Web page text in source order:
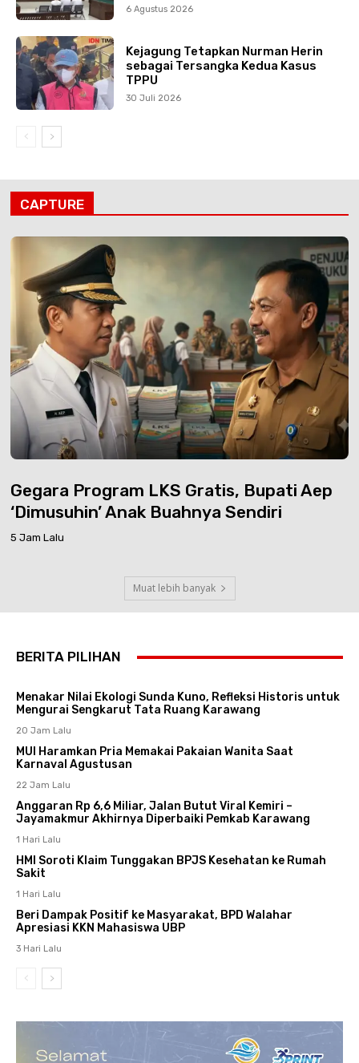
6 Agustus 2026
Kejagung Tetapkan Nurman Herin
sebagai Tersangka Kedua Kasus
TPPU
30 Juli 2026
CAPTURE
Gegara Program LKS Gratis, Bupati Aep
‘Dimusuhin’ Anak Buahnya Sendiri
5 Jam Lalu
Muat lebih banyak
BERITA PILIHAN
Menakar Nilai Ekologi Sunda Kuno, Refleksi Historis untuk
Mengurai Sengkarut Tata Ruang Karawang
20 Jam Lalu
MUI Haramkan Pria Memakai Pakaian Wanita Saat
Karnaval Agustusan
22 Jam Lalu
Anggaran Rp 6,6 Miliar, Jalan Butut Viral Kemiri –
Jayamakmur Akhirnya Diperbaiki Pemkab Karawang
1 Hari Lalu
HMI Soroti Klaim Tunggakan BPJS Kesehatan ke Rumah
Sakit
1 Hari Lalu
Beri Dampak Positif ke Masyarakat, BPD Walahar
Apresiasi KKN Mahasiswa UBP
3 Hari Lalu